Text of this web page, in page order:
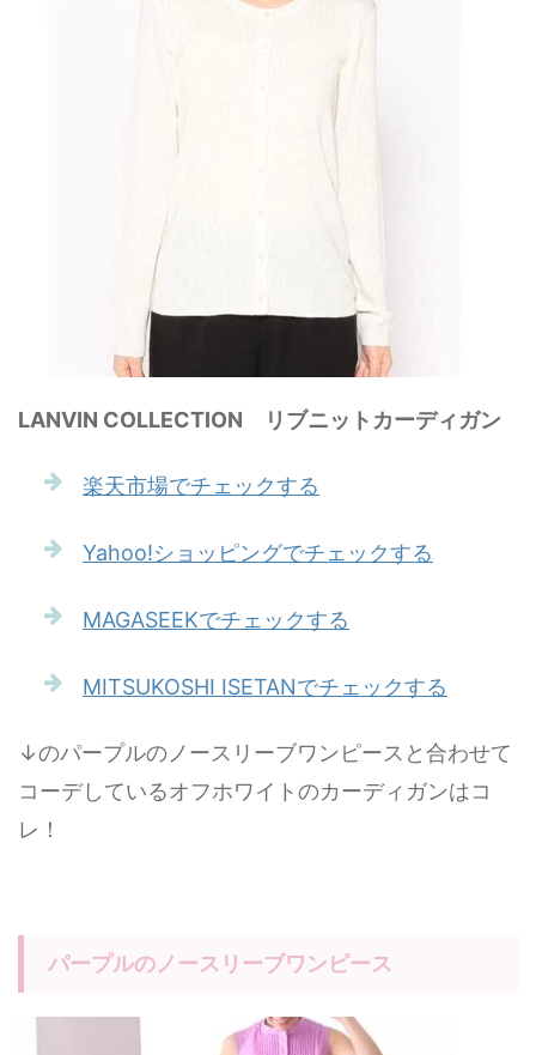
LANVIN COLLECTION リブニットカーディガン
楽天市場でチェックする
Yahoo!ショッピングでチェックする
MAGASEEKでチェックする
MITSUKOSHI ISETANでチェックする
↓のパープルのノースリーブワンピースと合わせて
コーデしているオフホワイトのカーディガンはコ
レ！
パープルのノースリーブワンピース